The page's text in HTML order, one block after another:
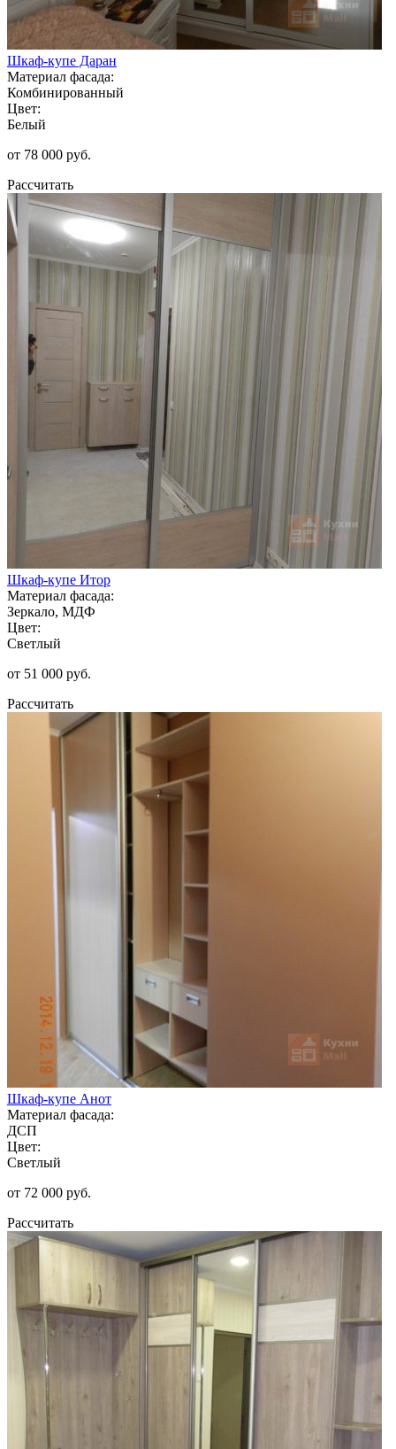
Шкаф-купе Даран
Материал фасада:
Комбинированный
Цвет:
Белый
от 78 000 руб.
Рассчитать
Шкаф-купе Итор
Материал фасада:
Зеркало, МДФ
Цвет:
Светлый
от 51 000 руб.
Рассчитать
Шкаф-купе Анот
Материал фасада:
ДСП
Цвет:
Светлый
от 72 000 руб.
Рассчитать